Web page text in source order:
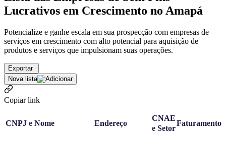
Lucrativos em Crescimento no Amapá
Potencialize e ganhe escala em sua prospecção com empresas de
serviços em crescimento com alto potencial para aquisição de
produtos e serviços que impulsionam suas operações.
Exportar
Nova lista
Copiar link
CNPJ e Nome Endereço
CNAE
e Setor
Faturamento